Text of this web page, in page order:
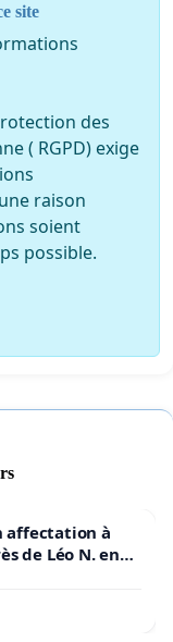
site
des
( RGPD) exige
raison
soient
possible.
affectation à
de Léo N. en